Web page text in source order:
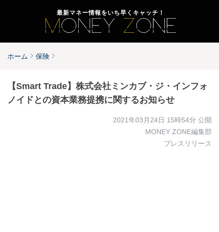
最新マネー情報をいち早くキャッチ！
ホーム 保険
【Smart Trade】株式会社ミンカブ・ジ・インフォ
ノイドとの資本業務提携に関するお知らせ
2021年03月24日 15時54分 公開
MONEY ZONE編集部
プレスリリース